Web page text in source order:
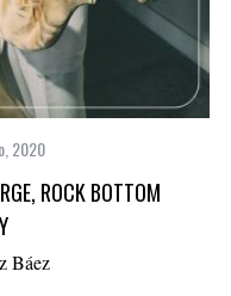
2020
ROCK BOTTOM
Báez